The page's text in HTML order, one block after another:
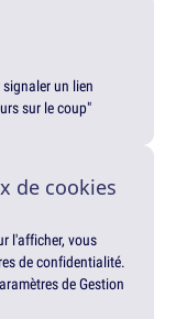
signaler un lien
sur le coup"
de cookies
l'afficher, vous
de confidentialité.
de Gestion